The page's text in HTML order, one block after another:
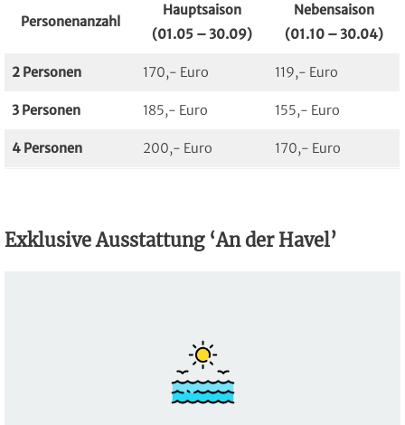
Personenanzahl
Hauptsaison
(01.05 – 30.09)
Nebensaison
(01.10 – 30.04)
2 Personen 170,- Euro 119,- Euro
3 Personen 185,- Euro 155,- Euro
4 Personen 200,- Euro 170,- Euro
Exklusive Ausstattung ‘An der Havel’